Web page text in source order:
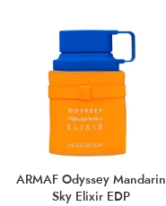
ARMAF Odyssey Mandarin
Sky Elixir EDP